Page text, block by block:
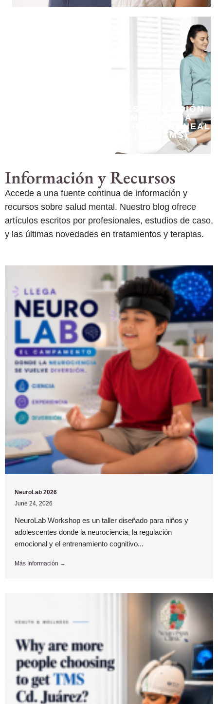
ESTIMULACIÓN
MAGNÉTICA
TRANSCRANEAL
(EMT/TMS)
Información y Recursos
Accede a una fuente continua de información y
recursos sobre salud mental. Nuestro blog ofrece
artículos escritos por profesionales, estudios de caso,
y las últimas novedades en tratamientos y terapias.
NeuroLab 2026
June 24, 2026
NeuroLab Workshop es un taller diseñado para niños y
adolescentes donde la neurociencia, la regulación
emocional y el entrenamiento cognitivo...
Más Información →